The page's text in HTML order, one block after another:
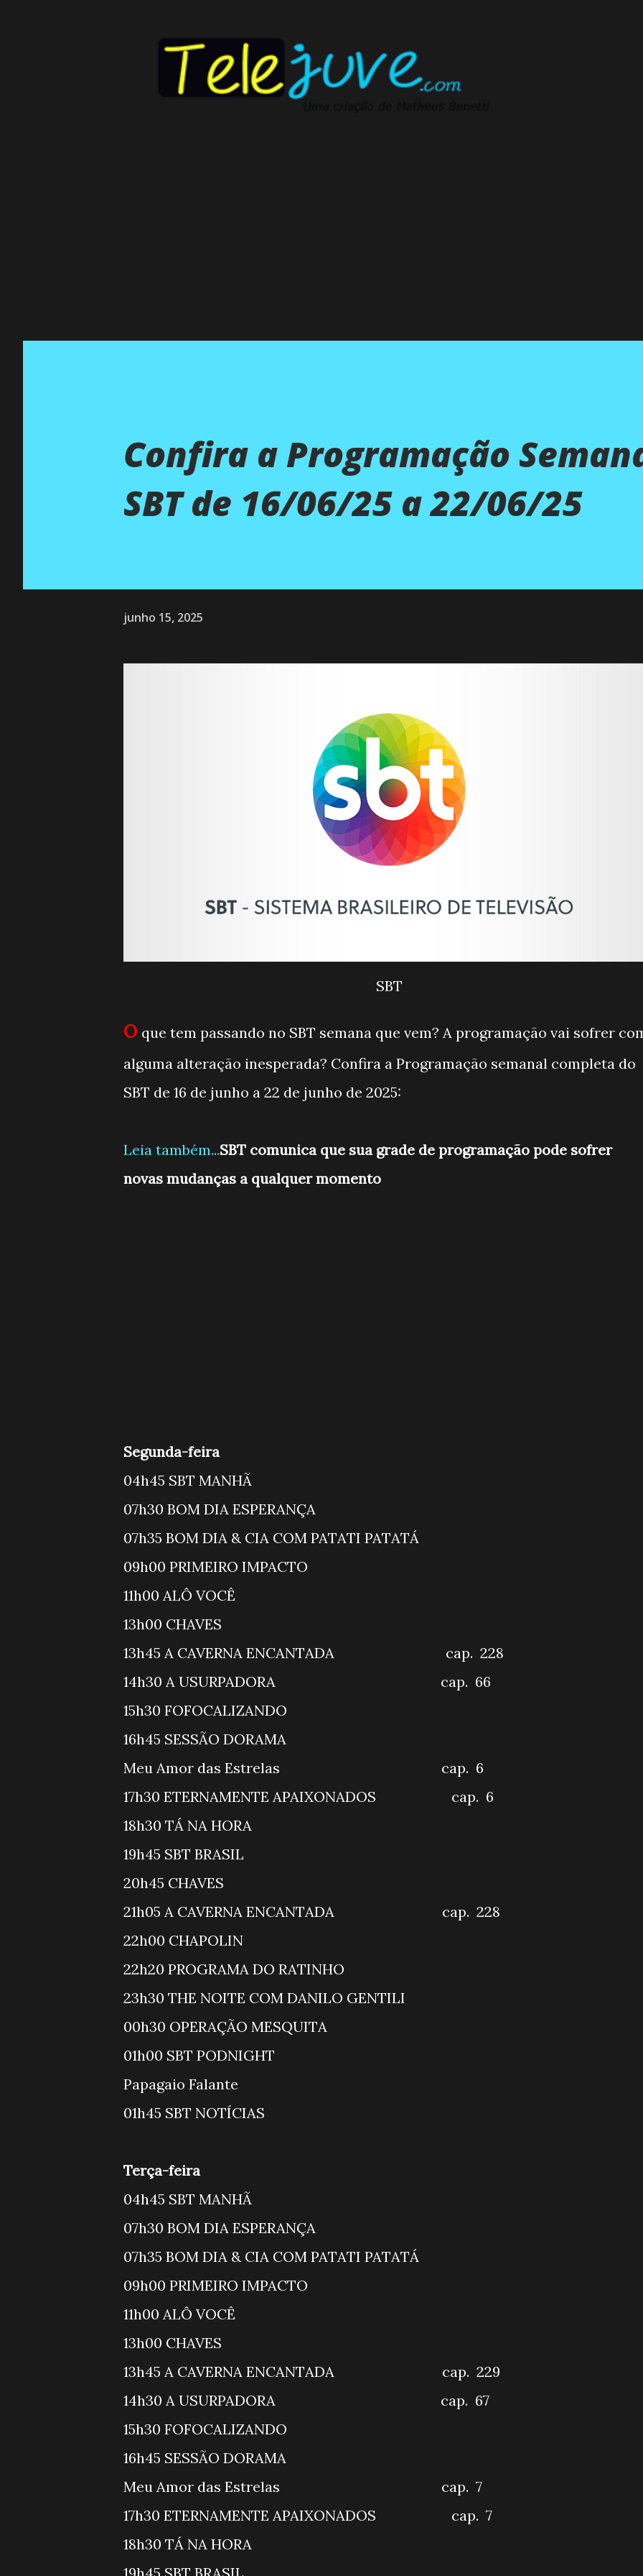
Confira a Programação
SBT de 16/06/25 a 22/06/25
junho 15, 2025
SBT
O que tem passando no SBT semana que vem? A programação vai sofrer
alguma alteração inesperada? Confira a Programação semanal completa do
SBT de 16 de junho a 22 de junho de 2025:
Leia também...SBT comunica que sua grade de programação pode sofrer
novas mudanças a qualquer momento
Segunda-feira
04h45 SBT MANHÃ
07h30 BOM DIA ESPERANÇA
07h35 BOM DIA & CIA COM PATATI PATATÁ
09h00 PRIMEIRO IMPACTO
11h00 ALÔ VOCÊ
13h00 CHAVES
13h45 A CAVERNA ENCANTADA cap. 228
14h30 A USURPADORA cap. 66
15h30 FOFOCALIZANDO
16h45 SESSÃO DORAMA
Meu Amor das Estrelas cap. 6
17h30 ETERNAMENTE APAIXONADOS cap. 6
18h30 TÁ NA HORA
19h45 SBT BRASIL
20h45 CHAVES
21h05 A CAVERNA ENCANTADA cap. 228
22h00 CHAPOLIN
22h20 PROGRAMA DO RATINHO
23h30 THE NOITE COM DANILO GENTILI
00h30 OPERAÇÃO MESQUITA
01h00 SBT PODNIGHT
Papagaio Falante
01h45 SBT NOTÍCIAS
Terça-feira
04h45 SBT MANHÃ
07h30 BOM DIA ESPERANÇA
07h35 BOM DIA & CIA COM PATATI PATATÁ
09h00 PRIMEIRO IMPACTO
11h00 ALÔ VOCÊ
13h00 CHAVES
13h45 A CAVERNA ENCANTADA cap. 229
14h30 A USURPADORA cap. 67
15h30 FOFOCALIZANDO
16h45 SESSÃO DORAMA
Meu Amor das Estrelas cap. 7
17h30 ETERNAMENTE APAIXONADOS cap. 7
18h30 TÁ NA HORA